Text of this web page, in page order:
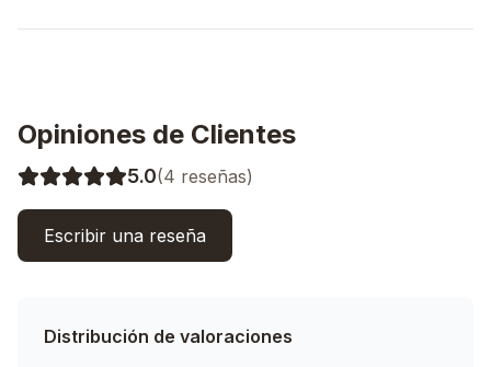
Opiniones de Clientes
5.0(4 reseñas)
Escribir una reseña
Distribución de valoraciones